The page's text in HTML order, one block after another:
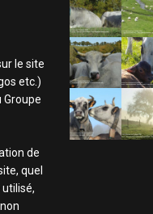
le site
etc.)
de
quel